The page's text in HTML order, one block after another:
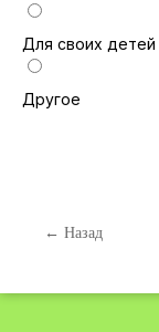
Для своих детей
Другое
← Назад